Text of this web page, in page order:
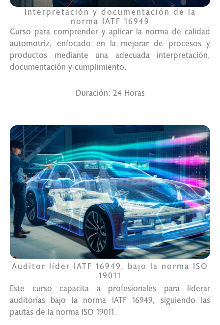
Interpretación y documentación de la
norma IATF 16949
Curso para comprender y aplicar la norma de calidad
automotriz, enfocado en la mejorar de procesos y
productos mediante una adecuada interpretación,
documentación y cumplimiento.
Duración: 24 Horas
Auditor líder IATF 16949, bajo la norma ISO
19011
Este curso capacita a profesionales para liderar
auditorías bajo la norma IATF 16949, siguiendo las
pautas de la norma ISO 19011.